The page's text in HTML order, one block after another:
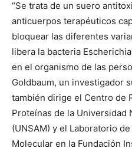
“Se trata de un suero
anticuerpos terapéuticos
bloquear las diferentes
libera la bacteria
en el organismo de las
Goldbaum, un investigador
también dirige el Centro de
Proteínas de la Universidad
(UNSAM) y el Laboratorio
Molecular en la Fundación